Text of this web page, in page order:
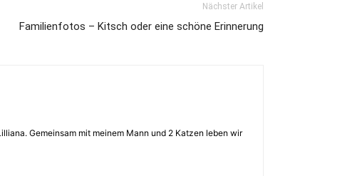
Nächster Artikel
Familienfotos – Kitsch oder eine schöne Erinnerung
Gemeinsam mit meinem Mann und 2 Katzen leben wir